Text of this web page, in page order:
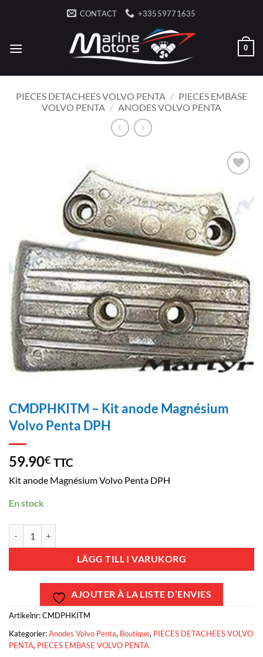
CONTACT +33559771635
0
PIECES DETACHEES VOLVO PENTA / PIECES EMBASE
VOLVO PENTA / ANODES VOLVO PENTA
À LA
LISTE
D’ENVIES
CMDPHKITM – Kit anode Magnésium
Volvo Penta DPH
59.90€ TTC
Kit anode Magnésium Volvo Penta DPH
En stock
LÄGG TILL I VARUKORG
AJOUTER À LA LISTE D’ENVIES
Artikelnr:CMDPHKITM
Kategorier:Anodes Volvo Penta, Boutique, PIECES DETACHEES VOLVO
PENTA, PIECES EMBASE VOLVO PENTA